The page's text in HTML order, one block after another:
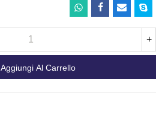
+
Aggiungi Al Carrello